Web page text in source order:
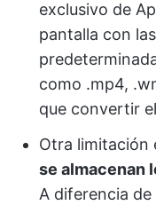
exclusivo de
pantalla con
como .mp4,
que convertir
Otra limitación
se almacenan
A diferencia